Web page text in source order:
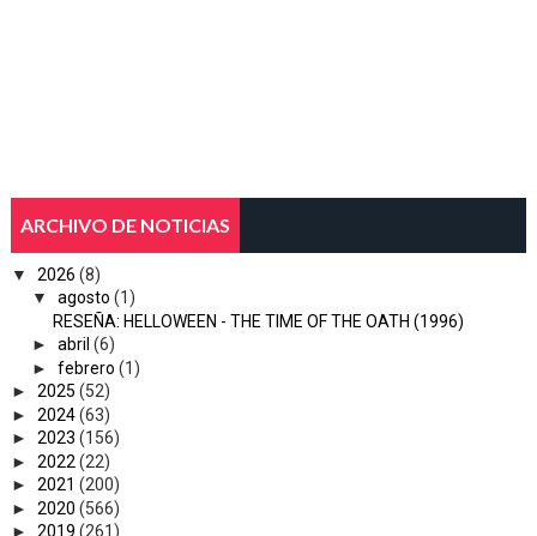
ARCHIVO DE NOTICIAS
▼ 2026 (8)
▼
agosto (1)
RESEÑA: HELLOWEEN - THE TIME OF THE OATH (1996)
► abril (6)
► febrero (1)
► 2025 (52)
► 2024(63)
► 2023 (156)
► 2022 (22)
► 2021 (200)
► 2020 (566)
► 2019 (261)